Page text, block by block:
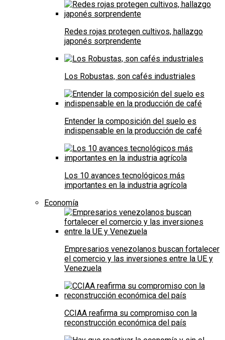
Redes rojas protegen cultivos, hallazgo
japonés sorprendente
Los Robustas, son cafés industriales
Entender la composición del suelo es
indispensable en la producción de café
Los 10 avances tecnológicos más
importantes en la industria agrícola
Economía
Empresarios venezolanos buscan fortalecer
el comercio y las inversiones entre la UE y
Venezuela
CCIAA reafirma su compromiso con la
reconstrucción económica del país